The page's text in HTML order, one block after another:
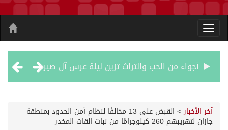
أجواء من الحب والتراث تزين ليلة عرس آل صيرم
آخر الأخبار> القبض على 13 مخالفًا لنظام أمن الحدود بمنطقة
جازان لتهريبهم 260 كيلوجرامًا من نبات القات المخدر